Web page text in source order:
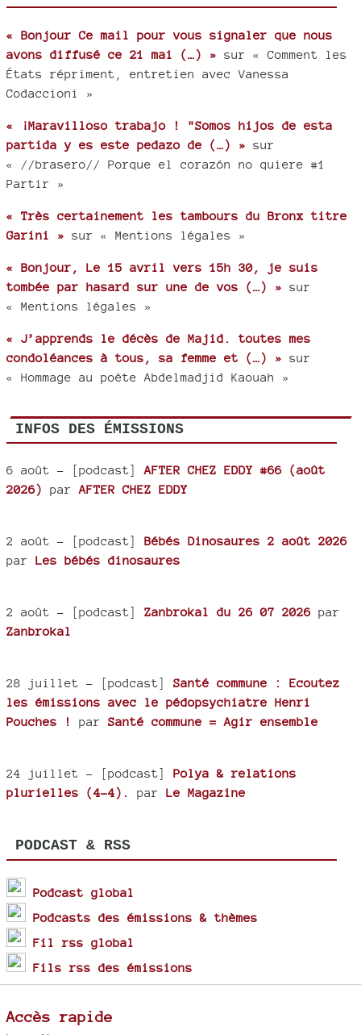
« Bonjour Ce mail pour vous signaler que nous
avons diffusé ce 21 mai (…) » sur « Comment les
États répriment, entretien avec Vanessa
Codaccioni »
« ¡Maravilloso trabajo ! "Somos hijos de esta
partida y es este pedazo de (…) » sur
« //brasero// Porque el corazón no quiere #1
Partir »
« Très certainement les tambours du Bronx titre
Garini » sur « Mentions légales »
« Bonjour, Le 15 avril vers 15h 30, je suis
tombée par hasard sur une de vos (…) » sur
« Mentions légales »
« J’apprends le décès de Majid. toutes mes
condoléances à tous, sa femme et (…) » sur
« Hommage au poète Abdelmadjid Kaouah »
INFOS DES ÉMISSIONS
6 août - [podcast] AFTER CHEZ EDDY #66 (août
2026)
par AFTER CHEZ EDDY
2 août - [podcast] Bébés Dinosaures 2 août 2026
par Les bébés dinosaures
2 août - [podcast] Zanbrokal du 26 07 2026 par
Zanbrokal
28 juillet - [podcast] Santé commune : Ecoutez
les émissions avec le pédopsychiatre Henri
Pouches !
par Santé commune = Agir ensemble
24 juillet - [podcast] Polya & relations
plurielles (4-4).
par Le Magazine
PODCAST & RSS
Podcast global
Podcasts des émissions & thèmes
Fil rss global
Fils rss des émissions
Accès rapide